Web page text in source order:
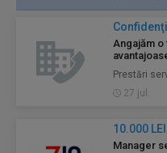
Angajăm
Prestări
27 jul.
10.000 LEI
Manager